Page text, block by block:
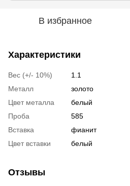
В избранное
Характеристики
Вес (+/- 10%)
1.1
Металл
золото
Цвет металла
белый
Проба
585
Вставка
фианит
Цвет вставки
белый
Отзывы